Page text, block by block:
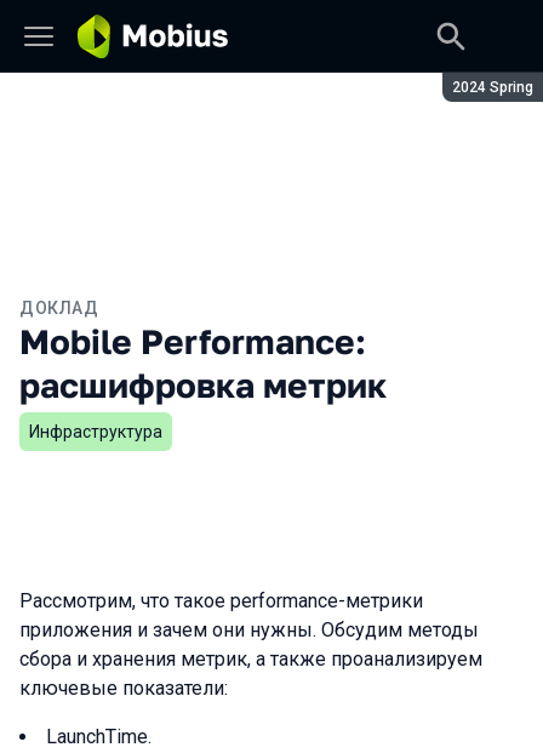
Сезон:
2024 Spring
ДОКЛАД
Mobile Performance:
расшифровка метрик
Инфраструктура
Рассмотрим, что такое performance-метрики
приложения и зачем они нужны. Обсудим методы
сбора и хранения метрик, а также проанализируем
ключевые показатели:
LaunchTime.